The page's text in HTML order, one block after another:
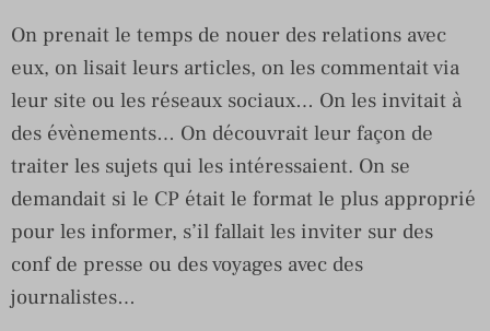
On prenait le temps de nouer des relations avec
eux, on lisait leurs articles, on les commentait via
leur site ou les réseaux sociaux… On les invitait à
des évènements… On découvrait leur façon de
traiter les sujets qui les intéressaient. On se
demandait si le CP était le format le plus approprié
pour les informer, s’il fallait les inviter sur des
conf de presse ou des voyages avec des
journalistes…